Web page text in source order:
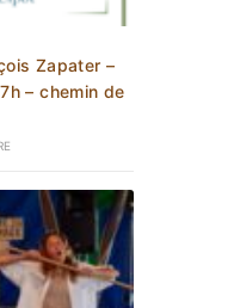
Zapater –
– chemin de